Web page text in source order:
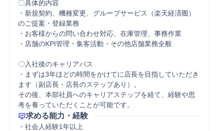
〇具体的内容
・新規契約、機種変更、グループサービス（楽天経済圏）
のご提案・登録業務
・お客様からの問い合わせ対応、在庫管理、事務作業
・店舗のKPI管理・集客活動・その他店舗業務全般
〇入社後のキャリアパス
・まずは3年ほどの時間をかけてに店長を目指していただき
ます（副店長・店長のステップあり）。
その後、本部社員へのキャリアステップを経て、経験や思
考を養っていただくことが可能です。
求める能力・経験
・社会人経験1年以上